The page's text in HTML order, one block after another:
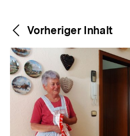
Weitere
Inhalte
Content-
Navigation
Vorheriger Inhalt